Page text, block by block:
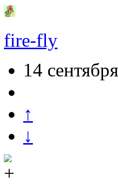
fire-fly
14
↑
↓